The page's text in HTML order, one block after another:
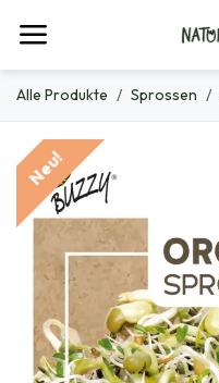
Alle Produkte Sprossen
Neu!